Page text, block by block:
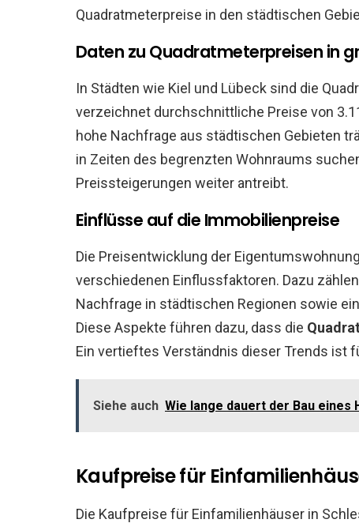
Quadratmeterpreise in den städtischen
Daten zu Quadratmeterpreisen in
In Städten wie Kiel und Lübeck sind die
verzeichnet durchschnittliche Preise von
hohe Nachfrage aus städtischen Gebieten
in Zeiten des begrenzten Wohnraums
Preissteigerungen weiter antreibt.
Einflüsse auf die Immobilienpreise
Die Preisentwicklung der
verschiedenen Einflussfaktoren. Dazu
Nachfrage in städtischen Regionen sowie
Diese Aspekte führen dazu, dass die
Ein vertieftes Verständnis dieser Trends ist
Siehe auch Wie lange dauert der Bau eines
Kaufpreise für
Die Kaufpreise für Einfamilienhäuser in